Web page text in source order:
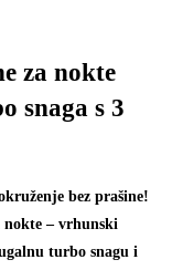
za nokte
snaga s 3
bez prašine!
nokte – vrhunski
turbo snagu i